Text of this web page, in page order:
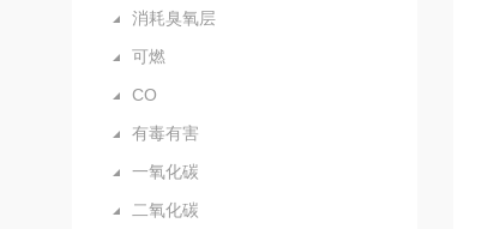
消耗臭氧层
可燃
CO
有毒有害
一氧化碳
二氧化碳